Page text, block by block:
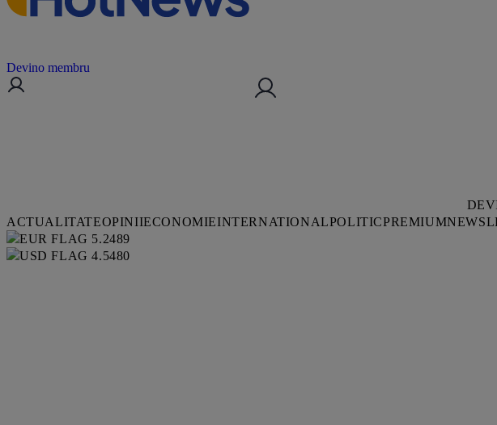
Devino membru
ACTUALITATEOPINIIECONOMIEINTERNATIONALPOLITICPREMIUM
5.2489
4.5480